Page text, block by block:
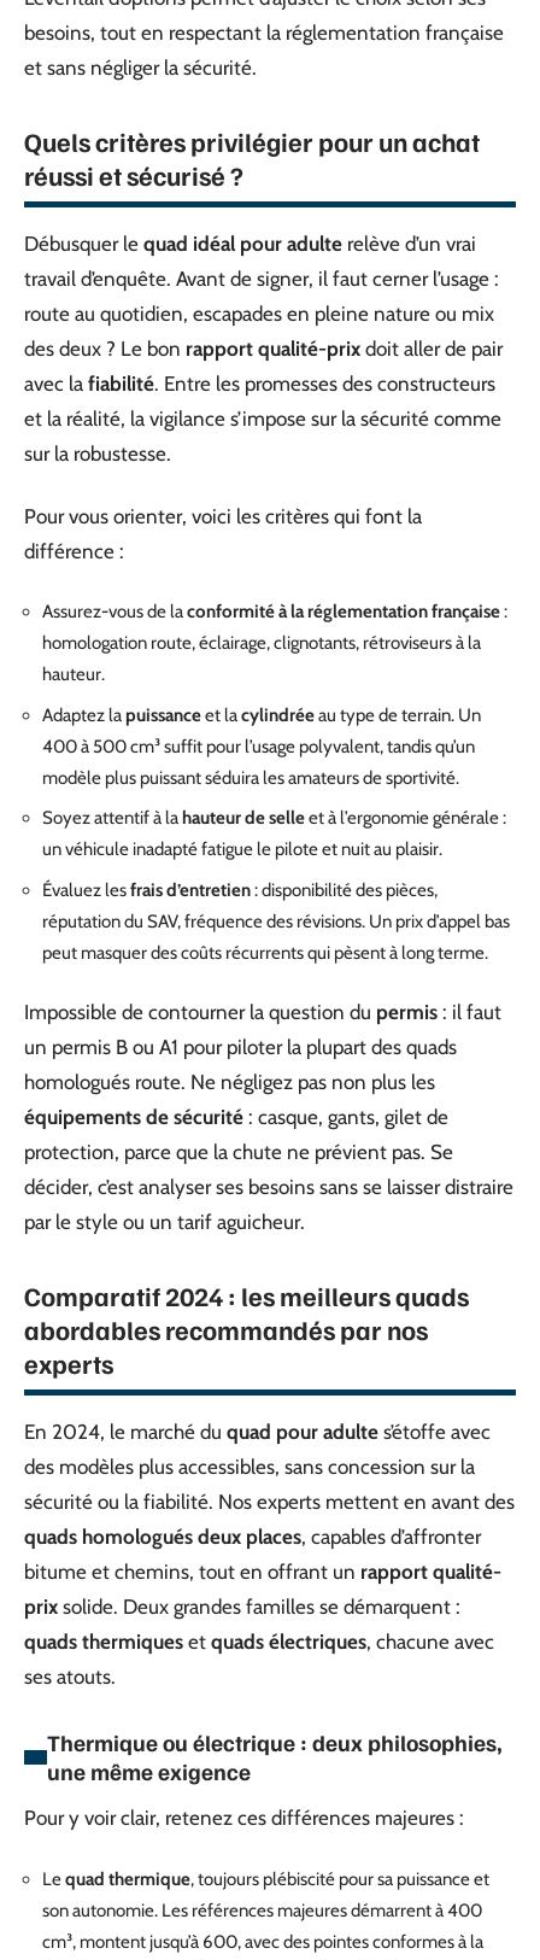
besoins, tout en respectant la réglementation française
et sans négliger la sécurité.
Quels critères privilégier pour un achat
réussi et sécurisé ?
Débusquer le quad idéal pour adulte relève d’un vrai
travail d’enquête. Avant de signer, il faut cerner l’usage :
route au quotidien, escapades en pleine nature ou mix
des deux ? Le bon rapport qualité-prix doit aller de pair
avec la fiabilité. Entre les promesses des constructeurs
et la réalité, la vigilance s’impose sur la sécurité comme
sur la robustesse.
Pour vous orienter, voici les critères qui font la
différence :
Assurez-vous de laconformité à la réglementation française:
homologation route, éclairage, clignotants, rétroviseurs à la
hauteur.
Adaptez lapuissanceet lacylindréeau type de terrain. Un
400 à 500 cm³ suffit pour l’usage polyvalent, tandis qu’un
modèle plus puissant séduira les amateurs de sportivité.
Soyez attentif à la hauteur de selleet à l’ergonomie générale :
un véhicule inadapté fatigue le pilote et nuit au plaisir.
Évaluez lesfrais d’entretien: disponibilité des pièces,
réputation du SAV, fréquence des révisions. Un prix d’appel bas
peut masquer des coûts récurrents qui pèsent à long terme.
Impossible de contourner la question du permis : il faut
un permis B ou A1 pour piloter la plupart des quads
homologués route. Ne négligez pas non plus les
équipements de sécurité : casque, gants, gilet de
protection, parce que la chute ne prévient pas. Se
décider, c’est analyser ses besoins sans se laisser distraire
par le style ou un tarif aguicheur.
Comparatif 2024 : les meilleurs quads
abordables recommandés par nos
experts
En 2024, le marché du quad pour adulte s’étoffe avec
des modèles plus accessibles, sans concession sur la
sécurité ou la fiabilité. Nos experts mettent en avant des
quads homologués deux places, capables d’affronter
bitume et chemins, tout en offrant un rapport qualité-
prix solide. Deux grandes familles se démarquent :
quads thermiques et quads électriques, chacune avec
ses atouts.
Thermique ou électrique : deux philosophies,
une même exigence
Pour y voir clair, retenez ces différences majeures :
Lequad thermique, toujours plébiscité pour sa puissance et
son autonomie. Les références majeures démarrent à 400
cm³, montent jusqu’à 600, avec des pointes conformes à la